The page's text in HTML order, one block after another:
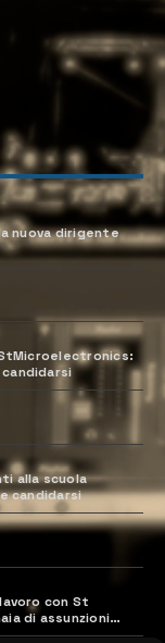
nuova dirigente
alla scuola
candidarsi
con St
di assunzioni